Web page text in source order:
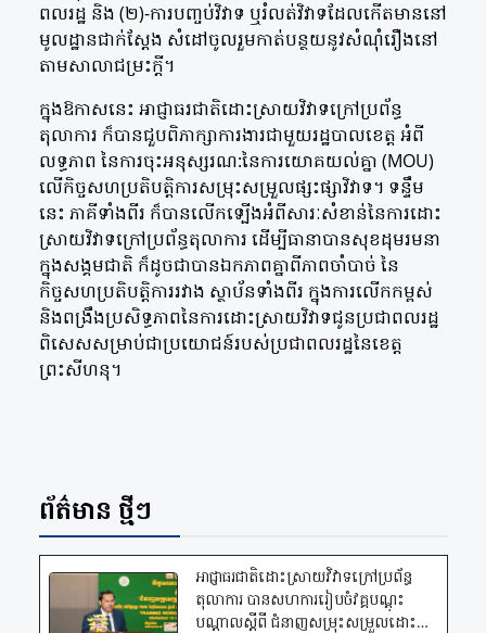
ពលរដ្ឋ និង (២)-ការបញ្ចប់វិវាទ ឬរំលត់វិវាទដែលកើតមាននៅ
មូលដ្ឋានជាក់ស្តែង សំដៅចូលរួមកាត់បន្ថយនូវសំណុំរឿងនៅ
តាមសាលាជម្រះក្តី។
ក្នុងឱកាសនេះ អាជ្ញាធរជាតិដោះស្រាយវិវាទក្រៅប្រព័ន្ធ
តុលាការ ក៏បានជួបពិភាក្សាការងារជាមួយរដ្ឋបាលខេត្ត អំពី
លទ្ធភាព នៃការចុះអនុស្សរណ:នៃការយោគយល់គ្នា (MOU)
លើកិច្ចសហប្រតិបត្តិការសម្រុះសម្រួលផ្សះផ្សាវិវាទ។ ទន្ទឹម
នេះ ភាគីទាំងពីរ ក៏បានលើកទ្បើងអំពីសារៈសំខាន់នៃការដោះ
ស្រាយវិវាទក្រៅប្រព័ន្ធតុលាការ ដើម្បីធានាបានសុខដុមរមនា
ក្នុងសង្គមជាតិ ក៏ដូចជាបានឯកភាពគ្នាពីភាពចាំបាច់ នៃ
កិច្ចសហប្រតិបត្តិការរវាង ស្ថាប័នទាំងពីរ ក្នុងការលើកកម្ពស់
និងពង្រឹងប្រសិទ្ធភាពនៃការដោះស្រាយវិវាទជូនប្រជាពលរដ្ឋ
ពិសេសសម្រាប់ជាប្រយោជន៍របស់ប្រជាពលរដ្ឋនៃខេត្ត
ព្រះសីហនុ។
ព័ត៌មាន ថ្មីៗ
អាជ្ញាធរជាតិដោះស្រាយវិវាទក្រៅប្រព័ន្ធ
តុលាការ បានសហការរៀបចំវគ្គបណ្តុះ
បណ្តាលស្តីពី ជំនាញសម្រុះសម្រួលដោះ